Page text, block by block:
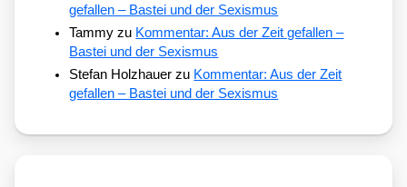
gefallen – Bastei und der Sexismus
Tammy zu Kommentar: Aus der Zeit gefallen –
Bastei und der Sexismus
Stefan Holzhauer zu Kommentar: Aus der Zeit
gefallen – Bastei und der Sexismus